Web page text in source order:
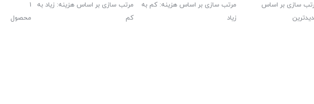
1
محصول
سازی بر اساس
مرتب سازی بر اساس هزینه: کم به
زیاد
مرتب سازی بر اساس هزینه: زیاد به
کم